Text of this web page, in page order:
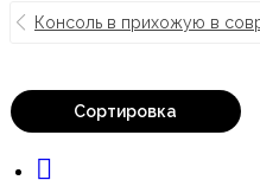
Консоль в прихожую в
Сортировка